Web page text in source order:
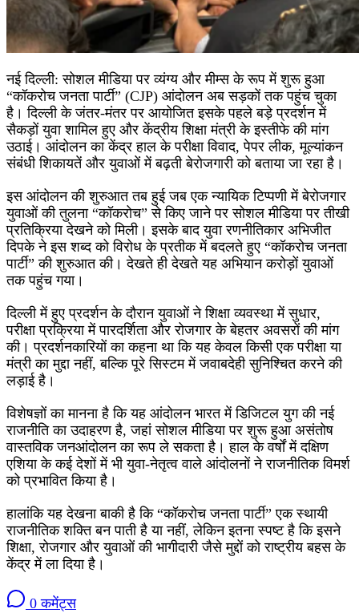
नई दिल्ली: सोशल मीडिया पर व्यंग्य और मीम्स के रूप में शुरू हुआ
“कॉकरोच जनता पार्टी” (CJP) आंदोलन अब सड़कों तक पहुंच चुका
है। दिल्ली के जंतर-मंतर पर आयोजित इसके पहले बड़े प्रदर्शन में
सैकड़ों युवा शामिल हुए और केंद्रीय शिक्षा मंत्री के इस्तीफे की मांग
उठाई। आंदोलन का केंद्र हाल के परीक्षा विवाद, पेपर लीक, मूल्यांकन
संबंधी शिकायतें और युवाओं में बढ़ती बेरोजगारी को बताया जा रहा है।
इस आंदोलन की शुरुआत तब हुई जब एक न्यायिक टिप्पणी में बेरोजगार
युवाओं की तुलना “कॉकरोच” से किए जाने पर सोशल मीडिया पर तीखी
प्रतिक्रिया देखने को मिली। इसके बाद युवा रणनीतिकार अभिजीत
दिपके ने इस शब्द को विरोध के प्रतीक में बदलते हुए “कॉकरोच जनता
पार्टी” की शुरुआत की। देखते ही देखते यह अभियान करोड़ों युवाओं
तक पहुंच गया।
दिल्ली में हुए प्रदर्शन के दौरान युवाओं ने शिक्षा व्यवस्था में सुधार,
परीक्षा प्रक्रिया में पारदर्शिता और रोजगार के बेहतर अवसरों की मांग
की। प्रदर्शनकारियों का कहना था कि यह केवल किसी एक परीक्षा या
मंत्री का मुद्दा नहीं, बल्कि पूरे सिस्टम में जवाबदेही सुनिश्चित करने की
लड़ाई है।
विशेषज्ञों का मानना है कि यह आंदोलन भारत में डिजिटल युग की नई
राजनीति का उदाहरण है, जहां सोशल मीडिया पर शुरू हुआ असंतोष
वास्तविक जनआंदोलन का रूप ले सकता है। हाल के वर्षों में दक्षिण
एशिया के कई देशों में भी युवा-नेतृत्व वाले आंदोलनों ने राजनीतिक विमर्श
को प्रभावित किया है।
हालांकि यह देखना बाकी है कि “कॉकरोच जनता पार्टी” एक स्थायी
राजनीतिक शक्ति बन पाती है या नहीं, लेकिन इतना स्पष्ट है कि इसने
शिक्षा, रोजगार और युवाओं की भागीदारी जैसे मुद्दों को राष्ट्रीय बहस के
केंद्र में ला दिया है।
0 कमेंट्स